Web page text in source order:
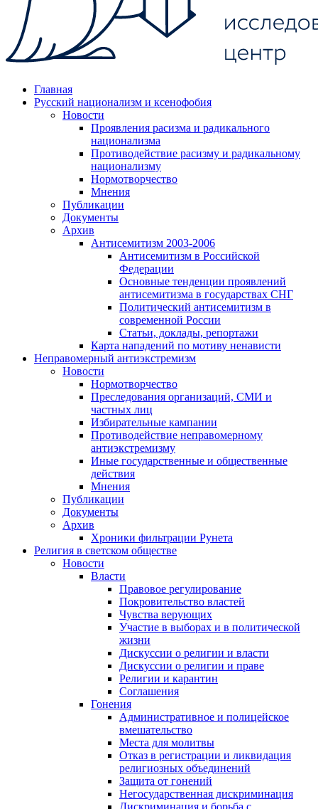
Главная
Русский национализм и ксенофобия
Новости
Проявления расизма и радикального
национализма
Противодействие расизму и радикальному
национализму
Нормотворчество
Мнения
Публикации
Документы
Архив
Антисемитизм 2003-2006
Антисемитизм в Российской
Федерации
Основные тенденции проявлений
антисемитизма в государствах СНГ
Политический антисемитизм в
современной России
Статьи, доклады, репортажи
Карта нападений по мотиву ненависти
Неправомерный антиэкстремизм
Новости
Нормотворчество
Преследования организаций, СМИ и
частных лиц
Избирательные кампании
Противодействие неправомерному
антиэкстремизму
Иные государственные и общественные
действия
Мнения
Публикации
Документы
Архив
Хроники фильтрации Рунета
Религия в светском обществе
Новости
Власти
Правовое регулирование
Покровительство властей
Чувства верующих
Участие в выборах и в политической
жизни
Дискуссии о религии и власти
Дискуссии о религии и праве
Религии и карантин
Соглашения
Гонения
Административное и полицейское
вмешательство
Места для молитвы
Отказ в регистрации и ликвидация
религиозных объединений
Защита от гонений
Негосударственная дискриминация